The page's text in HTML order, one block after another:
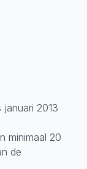
2013
minimaal 20
de